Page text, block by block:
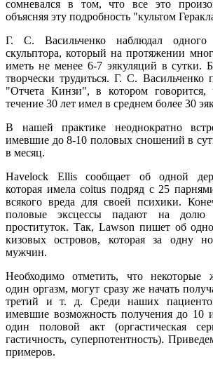
сомневался в том, что все это
объясняя эту подробность "культом
Г. С. Васильченко наблюдал одного
скульптора, который на протяжении
иметь не менее 6-7 эякуляций в сутки.
творчески трудиться. Г. С. Васильченко
"Отчета Кинзи", в котором
течение 30 лет имел в среднем более 30
В нашей практике неоднократно
имевшие до 8-10 половых сношений в
в месяц.
Havelock Ellis сообщает об одной
которая имела coitus подряд с 25
всякого вреда для своей психики.
половые эксцессы падают на долю
проституток. Так, Lawson пишет об
кизовых островов, которая за одну
мужчин.
Необходимо отметить, что
один оргазм, могут сразу же начать
третий и т. д. Среди наших
имевшие возможность получения до 10
один половой акт (оргастическая
гастичность, суперпотентность).
примеров.